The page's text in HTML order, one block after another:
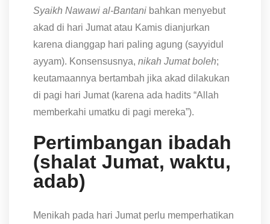
Syaikh Nawawi al-Bantani bahkan menyebut
akad di hari Jumat atau Kamis dianjurkan
karena dianggap hari paling agung (sayyidul
ayyam). Konsensusnya, nikah Jumat boleh;
keutamaannya bertambah jika akad dilakukan
di pagi hari Jumat (karena ada hadits “Allah
memberkahi umatku di pagi mereka”).
Pertimbangan ibadah
(shalat Jumat, waktu,
adab)
Menikah pada hari Jumat perlu memperhatikan